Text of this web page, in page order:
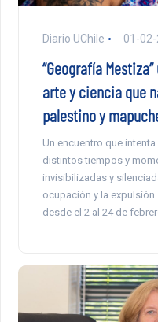
Diario UChile 01-
“Geografía
arte y ciencia que
palestino y
Un encuentro que
distintos tiempos y
invisibilizadas y
ocupación y la
desde el 2 al 24 de